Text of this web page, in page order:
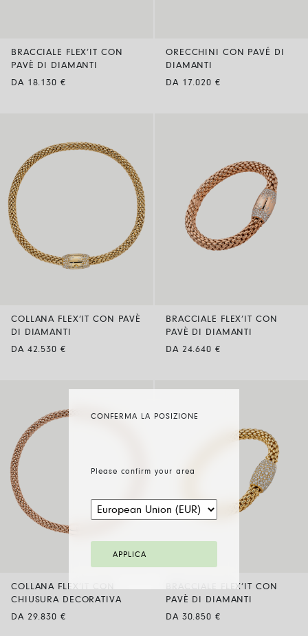
CONFERMA LA POSIZIONE
Please confirm your area
APPLICA
BRACCIALE FLEX’IT CON
PAVÈ DI DIAMANTI
DA 18.130 €
ORECCHINI CON PAVÉ DI
DIAMANTI
DA 17.020 €
COLLANA FLEX’IT CON PAVÈ
DI DIAMANTI
DA 42.530 €
BRACCIALE FLEX’IT CON
PAVÈ DI DIAMANTI
DA 24.640 €
COLLANA FLEX’IT CON
CHIUSURA DECORATIVA
DA 29.830 €
BRACCIALE FLEX’IT CON
PAVÈ DI DIAMANTI
DA 30.850 €